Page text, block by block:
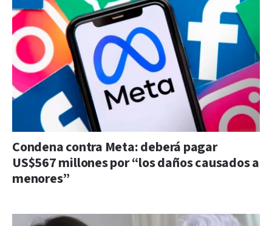
Condena contra Meta: deberá pagar
US$567 millones por “los daños causados a
menores”